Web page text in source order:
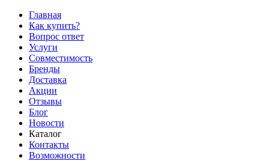
Главная
Как купить?
Вопрос ответ
Услуги
Совместимость
Бренды
Доставка
Акции
Отзывы
Блог
Новости
Каталог
Контакты
Возможности